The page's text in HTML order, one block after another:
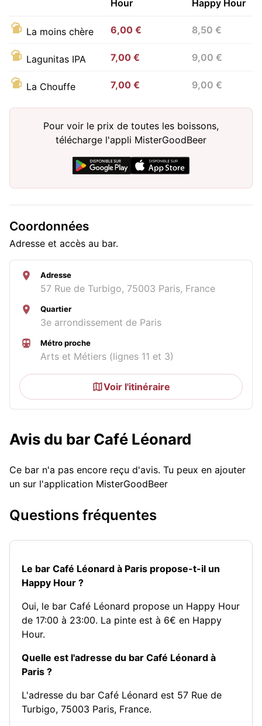
Hour Happy Hour
La moins chère 6,00 € 8,50 €
Lagunitas IPA 7,00 € 9,00 €
La Chouffe 7,00 € 9,00 €
Pour voir le prix de toutes les boissons,
télécharge l'appli MisterGoodBeer
Coordonnées
Adresse et accès au bar.
Adresse
57 Rue de Turbigo, 75003 Paris, France
Quartier
3e arrondissement de Paris
Métro proche
Arts et Métiers (lignes 11 et 3)
Voir l'itinéraire
Avis du bar Café Léonard
Ce bar n'a pas encore reçu d'avis. Tu peux en ajouter
un sur l'application MisterGoodBeer
Questions fréquentes
Le bar Café Léonard à Paris propose-t-il un
Happy Hour ?
Oui, le bar Café Léonard propose un Happy Hour
de 17:00 à 23:00. La pinte est à 6€ en Happy
Hour.
Quelle est l'adresse du bar Café Léonard à
Paris ?
L'adresse du bar Café Léonard est 57 Rue de
Turbigo, 75003 Paris, France.